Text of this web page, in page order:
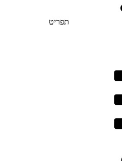
תפריט